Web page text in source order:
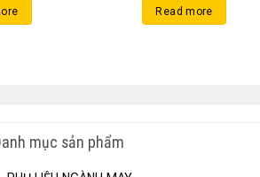
Read more
mục sản phẩm